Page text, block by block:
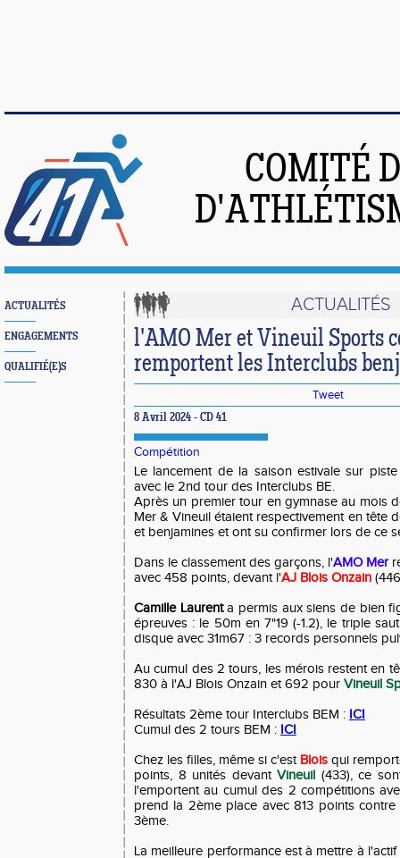
COMITÉ
ACTUALITÉS
ENGAGEMENTS
QUALIFIÉ(E)S
ACTUALITÉS
l'AMO Mer et Vineuil Sports
remportent les Interclubs
Tweet
8 Avril 2024 - CD 41
Compétition
Le lancement de la saison estivale sur
avec le 2nd tour des Interclubs BE.
Après un premier tour en gymnase au mois
Mer & Vineuil étaient respectivement en tête
et benjamines et ont su confirmer lors de ce
Dans le classement des garçons, l'AMO Mer
avec 458 points, devant l'AJ Blois Onzain
Camille Laurenta permis aux siens de bien
épreuves : le 50m en 7"19 (-1.2), le triple
disque avec 31m67 : 3 records personnels
Au cumul des 2 tours, les mérois restent en
830 à l'AJ Blois Onzain et 692 pour Vineuil
Résultats 2ème tour Interclubs BEM : ICI
Cumul des 2 tours BEM : ICI
Chez les filles, même si c'est Blois qui
points, 8 unités devantVineuil (433), ce
l'emportent au cumul des 2 compétitions
prend la 2ème place avec 813 points
3ème.
La meilleure performance est à mettre à